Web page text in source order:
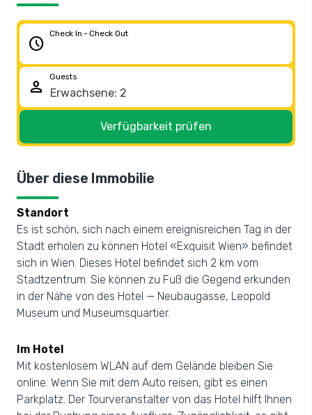
schedule
Check In - Check Out
person
Guests
Verfügbarkeit prüfen
Über diese Immobilie
Standort
Es ist schön, sich nach einem ereignisreichen Tag in der
Stadt erholen zu können Hotel «Exquisit Wien» befindet
sich in Wien. Dieses Hotel befindet sich 2 km vom
Stadtzentrum. Sie können zu Fuß die Gegend erkunden
in der Nähe von des Hotel — Neubaugasse, Leopold
Museum und Museumsquartier.
Im Hotel
Mit kostenlosem WLAN auf dem Gelände bleiben Sie
online. Wenn Sie mit dem Auto reisen, gibt es einen
Parkplatz. Der Tourveranstalter von das Hotel hilft Ihnen